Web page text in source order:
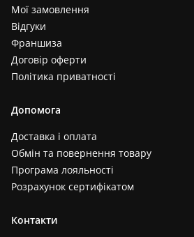
Мої замовлення
Відгуки
Франшиза
Договір оферти
Політика приватності
Допомога
Доставка і оплата
Обмін та повернення товару
Програма лояльності
Розрахунок сертифікатом
Контакти